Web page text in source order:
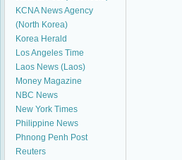
KCNA News Agency
(North Korea)
Korea Herald
Los Angeles Time
Laos News (Laos)
Money Magazine
NBC News
New York Times
Philippine News
Phnong Penh Post
Reuters